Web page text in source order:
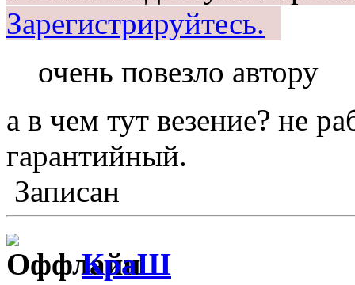
Зарегистрируйтесь.
очень повезло автору
а в чем тут везение? не
гарантийный.
Записан
КраШ